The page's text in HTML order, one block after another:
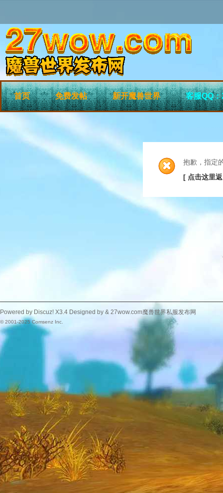
首页 免费发帖 新开魔兽世界 客服QQ
抱歉，指定
[ 点击这里
Powered by Discuz! X3.4 Designed by & 27wow.com魔兽世界私服发布网
© 2001-2025Comsenz Inc.